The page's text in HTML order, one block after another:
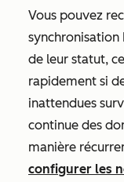
Vous pouvez
synchronisation
de leur statut,
rapidement si
inattendues
continue des
manière
configurer les